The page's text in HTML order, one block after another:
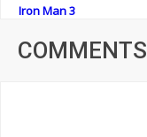
Iron Man 3
COMMENTS